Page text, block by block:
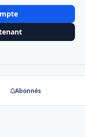
Abonnés